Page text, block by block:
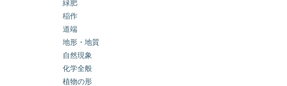
緑肥
稲作
道端
地形・地質
自然現象
化学全般
植物の形